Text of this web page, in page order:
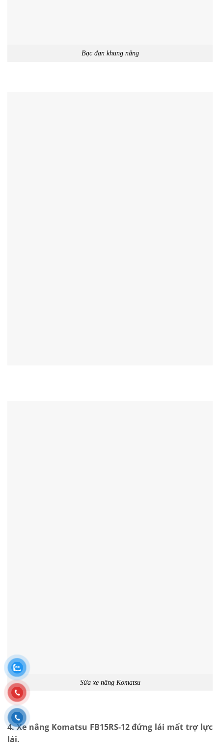
Bạc đạn khung nâng
Sửa xe nâng Komatsu
4. Xe nâng Komatsu FB15RS-12 đứng lái mất trợ lực
lái.